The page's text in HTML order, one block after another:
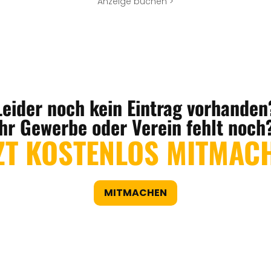
noch kein Eintrag
Gewerbe oder Verein fehlt
KOSTENLOS
MITMACHEN